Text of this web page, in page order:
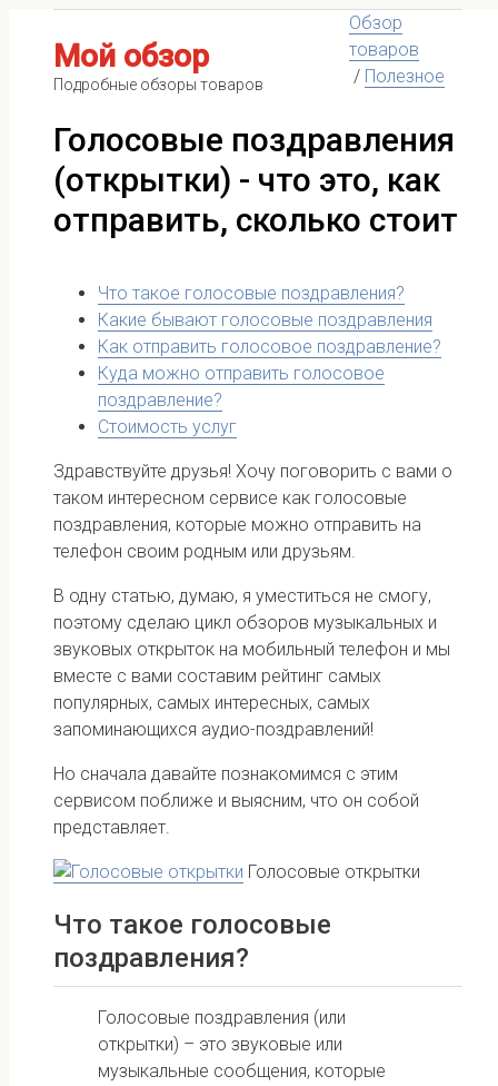
Мой обзор
Подробные обзоры товаров
Обзор
товаров
/ Полезное
Голосовые поздравления
(открытки) - что это, как
отправить, сколько стоит
Что такое голосовые поздравления?
Какие бывают голосовые поздравления
Как отправить голосовое поздравление?
Куда можно отправить голосовое
поздравление?
Стоимость услуг
Здравствуйте друзья! Хочу поговорить с вами о
таком интересном сервисе как голосовые
поздравления, которые можно отправить на
телефон своим родным или друзьям.
В одну статью, думаю, я уместиться не смогу,
поэтому сделаю цикл обзоров музыкальных и
звуковых открыток на мобильный телефон и мы
вместе с вами составим рейтинг самых
популярных, самых интересных, самых
запоминающихся аудио-поздравлений!
Но сначала давайте познакомимся с этим
сервисом поближе и выясним, что он собой
представляет.
Голосовые открытки
Что такое голосовые
поздравления?
Голосовые поздравления (или
открытки) – это звуковые или
музыкальные сообщения, которые